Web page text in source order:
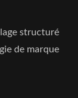
structuré
de marque